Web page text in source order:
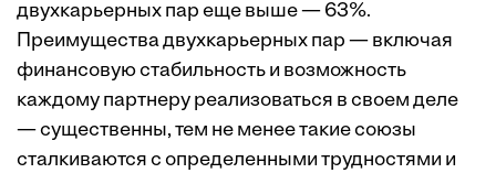
двухкарьерных пар еще выше — 63%.
Преимущества двухкарьерных пар — включая
финансовую стабильность и возможность
каждому партнеру реализоваться в своем деле
— существенны, тем не менее такие союзы
сталкиваются с определенными трудностями и